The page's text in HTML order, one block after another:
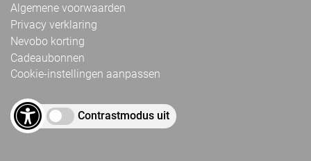
Algemene voorwaarden
Privacy verklaring
Nevobo korting
Cadeaubonnen
Cookie-instellingen aanpassen
Contrastmodus uit